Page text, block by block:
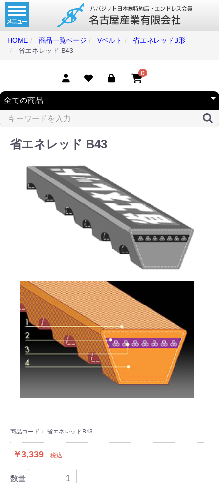
ホーム
コンベアベルト
タイミングベルト
メカファースト
現地エンドレス
コンベアベルトショップ
会社案内
無料お見積り
HOME 商品一覧ページ Vベルト
省エネレッドB形
省エネレッド B43
0
省エネレッド B43
商品コード： 省エネレッドB43
￥3,339 税込
数量